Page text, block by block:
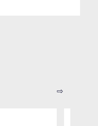
⇨